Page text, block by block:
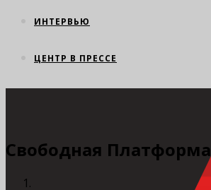
ИНТЕРВЬЮ
ЦЕНТР В ПРЕССЕ
Свободная Платформа